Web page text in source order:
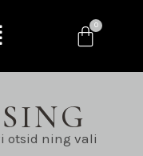
otsid ning vali